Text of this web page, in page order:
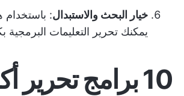
خيار البحث والاستبدال: باستخدام
يمكنك تحرير التعليمات البرمجية
10 برامج تحرير